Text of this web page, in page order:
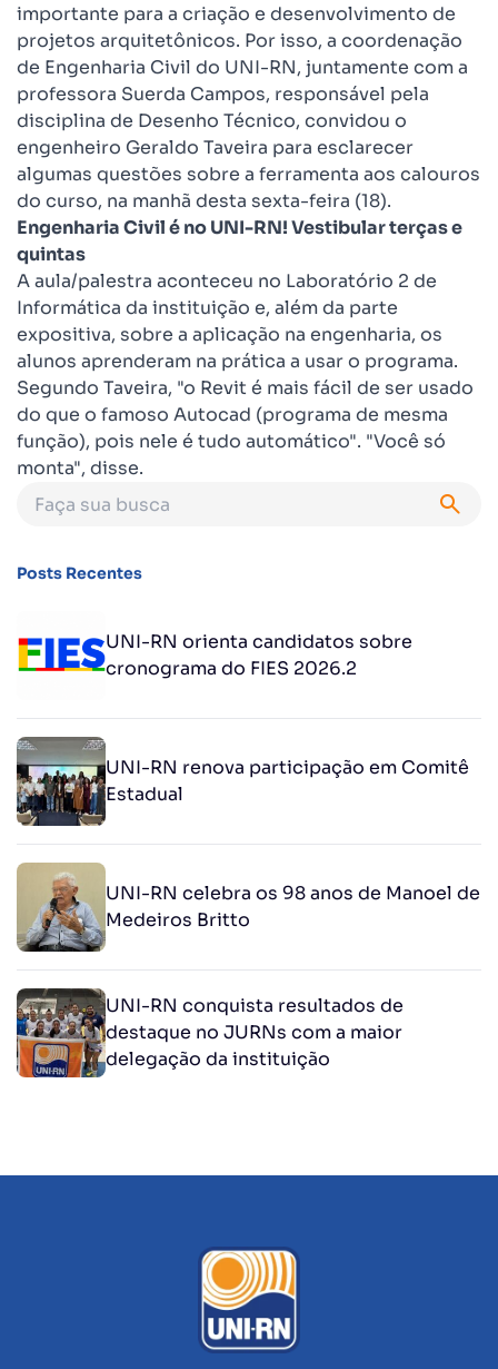
importante para a criação e desenvolvimento de
projetos arquitetônicos. Por isso, a coordenação
de Engenharia Civil do UNI-RN, juntamente com a
professora Suerda Campos, responsável pela
disciplina de Desenho Técnico, convidou o
engenheiro Geraldo Taveira para esclarecer
algumas questões sobre a ferramenta aos calouros
do curso, na manhã desta sexta-feira (18).
Engenharia Civil é no UNI-RN! Vestibular terças e
quintas
A aula/palestra aconteceu no Laboratório 2 de
Informática da instituição e, além da parte
expositiva, sobre a aplicação na engenharia, os
alunos aprenderam na prática a usar o programa.
Segundo Taveira, "o Revit é mais fácil de ser usado
do que o famoso Autocad (programa de mesma
função), pois nele é tudo automático". "Você só
monta", disse.
Posts Recentes
UNI-RN orienta candidatos sobre
cronograma do FIES 2026.2
UNI-RN renova participação em Comitê
Estadual
UNI-RN celebra os 98 anos de Manoel de
Medeiros Britto
UNI-RN conquista resultados de
destaque no JURNs com a maior
delegação da instituição